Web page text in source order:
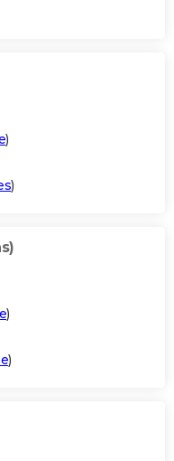
)
)
)
)